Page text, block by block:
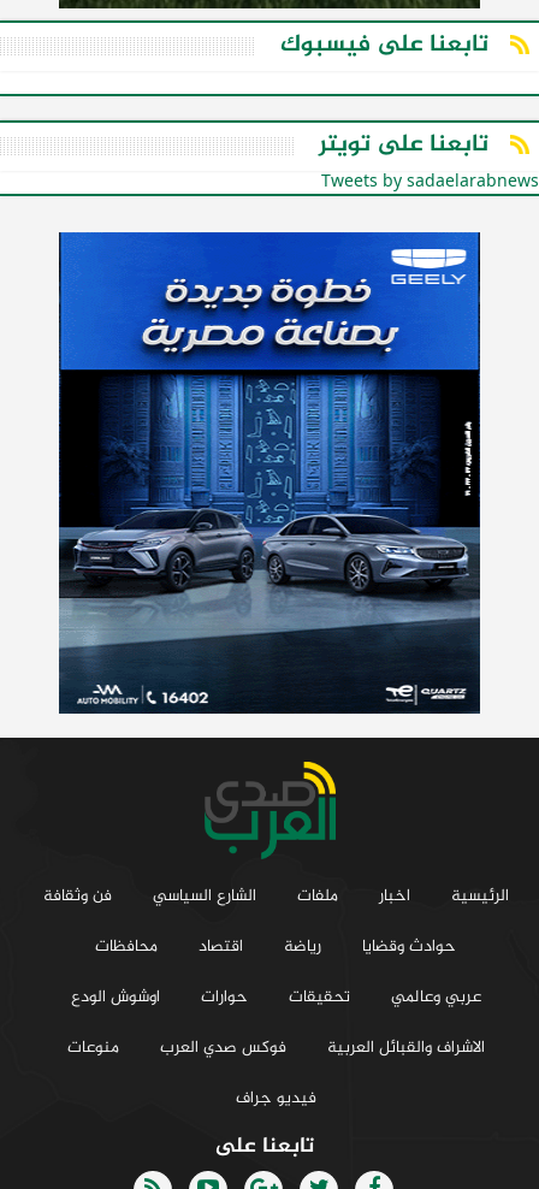
تابعنا على فيسبوك
تابعنا على تويتر
Tweets by sadaelarabnews
الرئيسية اخبار ملفات الشارع السياسي
فن وثقافة
حوادث وقضايا
رياضة اقتصاد
محافظات
عربي وعالمي
تحقيقات حوارات
اوشوش الودع
الاشراف والقبائل العربية
فوكس صدي العرب
منوعات
فيديو جراف
تابعنا على